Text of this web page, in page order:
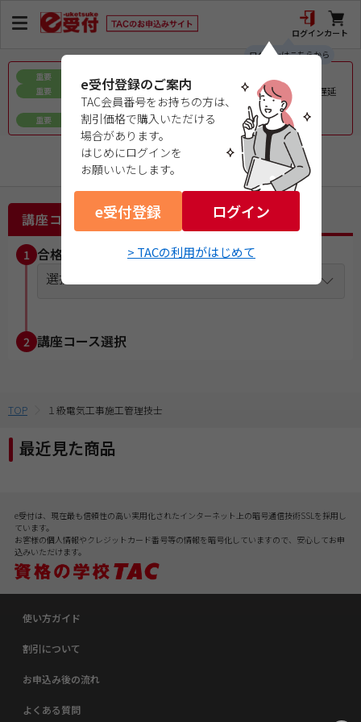
ログイン
ログインはこちらから
e受付登録のご案内
TAC会員番号をお持ちの方は、
割引価格で購入いただける
場合があります。
はじめにログインを
お願いいたします。
e受付登録 ログイン
> TACの利用がはじめて
カート
重要 お盆期間中の教材発送に関するお知らせ
重要
令和8年熊本地震で被災された皆様へのお見舞いとお届け遅延
について
重要 ｅ会員証／ｅ受験票（PDFデータ）について
１級電気工事施工管理技士
講座コース選択
1 合格目標年度を選択
選択してください
2 講座コース選択
TOP １級電気工事施工管理技士
最近見た商品
e受付は、現在最も信頼性の高い実用化されたインターネット上の暗号通信技術SSLを採用し
ています。
お客様の個人情報やクレジットカード番号等の情報を暗号化していますので、安心してお申
込みいただけます。
使い方ガイド
割引について
お申込み後の流れ
よくある質問